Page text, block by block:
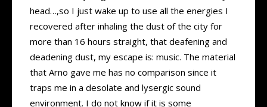
head…,so I just wake up to use all the energies I
recovered after inhaling the dust of the city for
more than 16 hours straight, that deafening and
deadening dust, my escape is: music. The material
that Arno gave me has no comparison since it
traps me in a desolate and lysergic sound
environment. I do not know if it is some